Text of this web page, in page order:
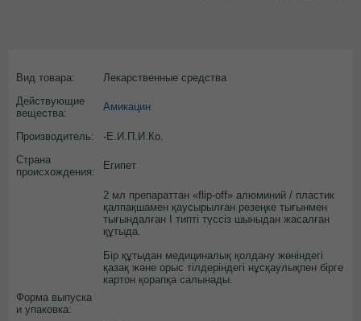
Вид товара:
Лекарственные средства
Действующие
вещества:
Амикацин
Производитель:
-Е.И.П.И.Ко.
Страна
происхождения:
Египет
Форма выпуска
и упаковка:
2 мл препараттан «flip-off» алюминий / пластик
қалпақшамен қаусырылған резеңке тығынмен
тығындалған I типті түссіз шыныдан жасалған
құтыда.
Бір құтыдан медициналық қолдану жөніндегі
қазақ және орыс тілдеріндегі нұсқаулықпен бірге
картон қорапқа салынады.